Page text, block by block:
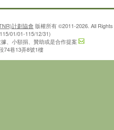
計劃協會 版權所有 ©2011-2026. All
01/01-115/12/31)
、小額捐、贊助或是合作提案
74巷13弄8號1樓